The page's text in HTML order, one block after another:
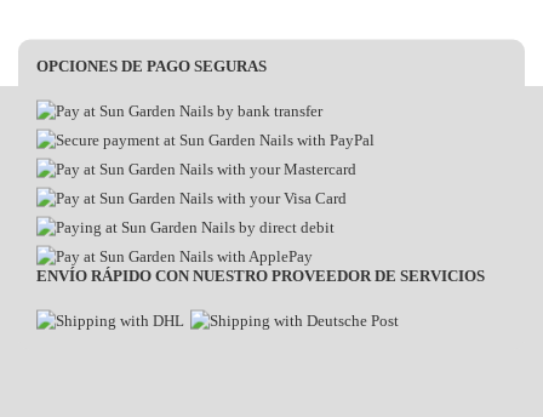
OPCIONES DE PAGO SEGURAS
ENVÍO RÁPIDO CON NUESTRO PROVEEDOR DE SERVICIOS